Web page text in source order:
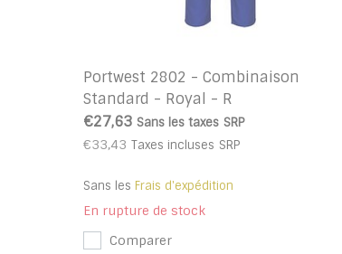
Portwest 2802 - Combinaison
Standard - Royal - R
€27,63 Sans les taxes SRP
€33,43 Taxes incluses SRP
Sans les Frais d'expédition
En rupture de stock
Comparer